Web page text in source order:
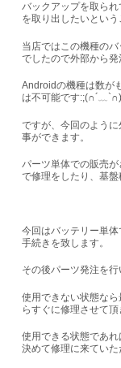
バックアップを取ら
を取り出したいという
当店ではこの機種の
でしたので外部から発
Androidの機種は数が
は不可能です
ですが、今回のよう
事ができます。
パーツ単体での販売
で修理をしたり、基盤
今回はバッテリー単
手続きを致します。
その後パーツ発注を行
使用できない状態な
らすぐに修理させて頂
使用できる状態であ
決めて修理に来ていた